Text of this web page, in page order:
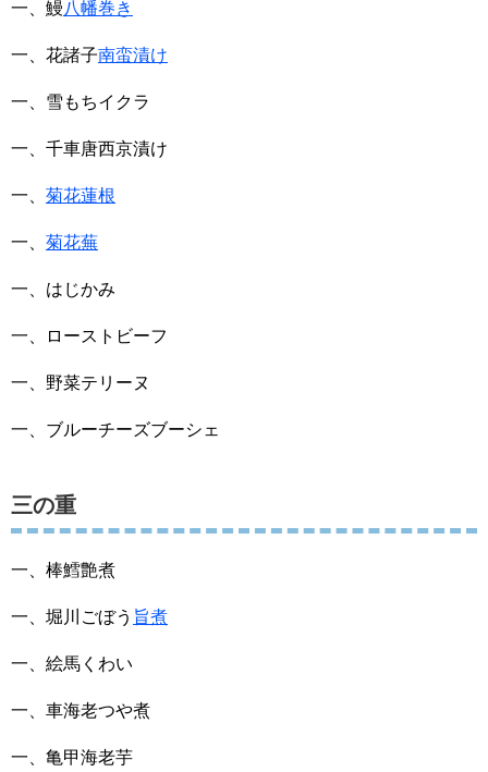
一、鰻八幡巻き
一、花諸子南蛮漬け
一、雪もちイクラ
一、千車唐西京漬け
一、 菊花蓮根
一、 菊花蕪
一、はじかみ
一、ローストビーフ
一、野菜テリーヌ
一、ブルーチーズブーシェ
三の重
一、棒鱈艶煮
一、堀川ごぼう 旨煮
一、絵馬くわい
一、車海老つや煮
一、亀甲海老芋